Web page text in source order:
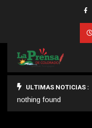
ULTIMAS NOTICIAS :
nothing found